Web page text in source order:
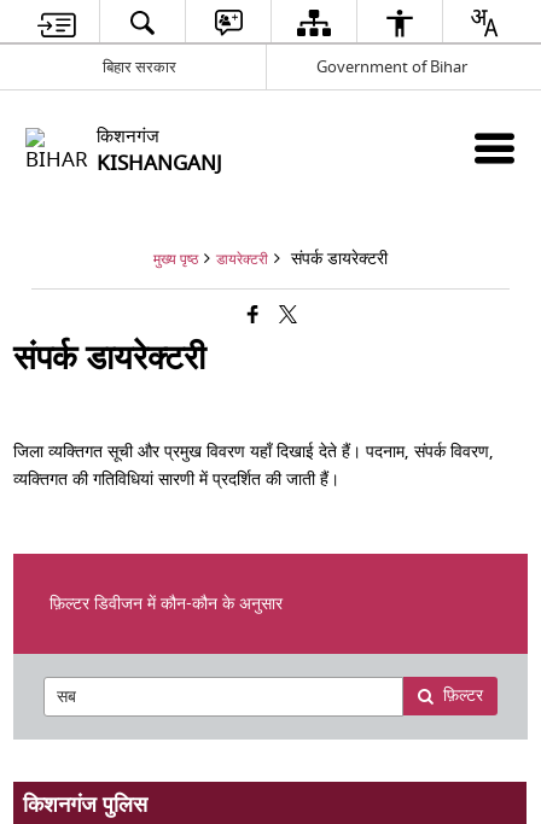
बिहार सरकार Government of Bihar
किशनगंज
KISHANGANJ
मुख्य पृष्ठ डायरेक्टरी संपर्क डायरेक्टरी
संपर्क डायरेक्टरी
जिला व्यक्तिगत सूची और प्रमुख विवरण यहाँ दिखाई देते हैं। पदनाम, संपर्क विवरण,
व्यक्तिगत की गतिविधियां सारणी में प्रदर्शित की जाती हैं।
फ़िल्टर डिवीजन में कौन-कौन के अनुसार
फ़िल्टर
किशनगंज पुलिस